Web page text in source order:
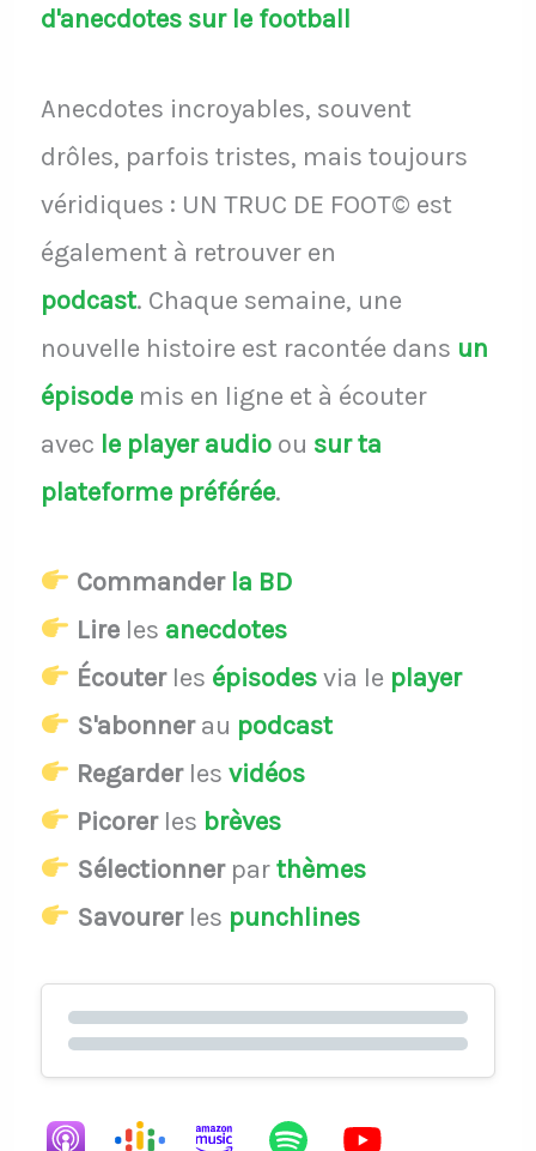
d'anecdotes sur le football
Anecdotes incroyables, souvent
drôles, parfois tristes, mais toujours
véridiques : UN TRUC DE FOOT© est
également à retrouver en
podcast. Chaque semaine, une
nouvelle histoire est racontée dans un
épisodemis en ligne et à écouter
avec le player audio ou sur ta
plateforme préférée.
Commander la BD
Lireles anecdotes
Écouterles épisodesvia le player
S'abonnerau podcast
Regarderles vidéos
Picorerles brèves
Sélectionnerparthèmes
Savourerles punchlines